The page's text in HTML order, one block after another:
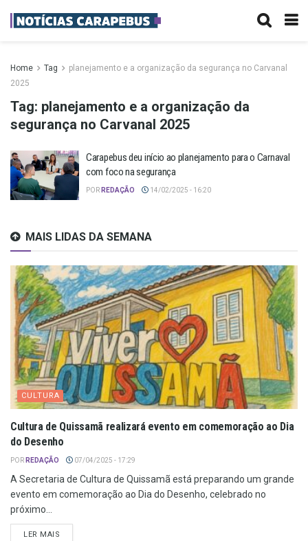
Home Tag
planejamento e a organização da segurança no Carvanal
2025
Tag: planejamento e a organização da
segurança no Carvanal 2025
Carapebus deu início ao planejamento para o Carnaval
com foco na segurança
POR REDAÇÃO 14/02/2025 - 16:20
MAIS LIDAS DA SEMANA
CULTURA
Cultura de Quissamã realizará evento em comemoração ao Dia
do Desenho
POR REDAÇÃO 07/04/2025 - 17:29
A Secretaria de Cultura de Quissamã está preparando um grande
evento em comemoração ao Dia do Desenho, celebrado no
próximo...
LER MAIS